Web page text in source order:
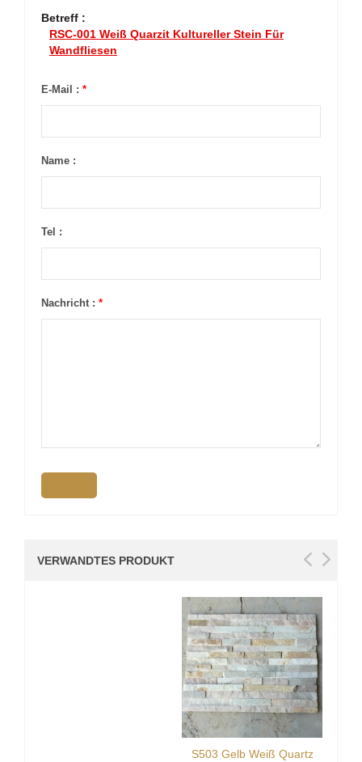
Betreff :
RSC-001 Weiß Quarzit Kultureller Stein Für
Wandfliesen
E-Mail : *
Name :
Tel :
Nachricht : *
VERWANDTES PRODUKT
S503 Gelb Weiß Quartz